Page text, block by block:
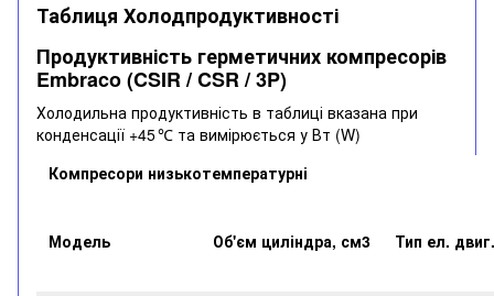
Таблиця Холодпродуктивності
Продуктивність герметичних компресорів
Embraco (CSIR / CSR / 3P)
Холодильна продуктивність в таблиці вказана при
конденсації +45℃ та вимірюється у Вт (W)
Компресори низькотемпературні
Модель Об'єм циліндра, см3 Тип ел. двиг.